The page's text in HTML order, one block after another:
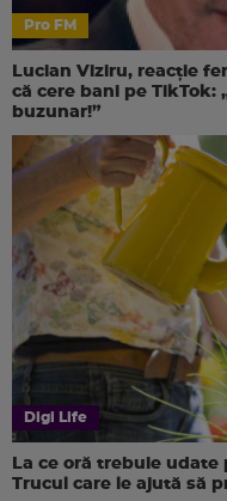
Pro FM
Lucian Viziru, reacție
că cere bani pe TikTok:
buzunar!”
Digi Life
La ce oră trebuie
Trucul care le ajută să